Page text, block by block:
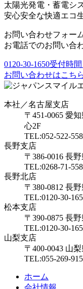
太陽光発電・蓄電シ
安心安全な快適エコ
お問い合わせフォー
お電話でのお問い合
0120-30-1650受付時間
お問い合わせはこち
本社／名古屋支店
〒451-0065 愛
心2F
TEL:052-522-
長野支店
〒386-0016 長
TEL:0268-71-
長野北店
〒380-0812 長
TEL:0120-30-
松本支店
〒390-0875 長
TEL:0120-30-
山梨支店
〒400-0043 山
TEL:055-269-
ホーム